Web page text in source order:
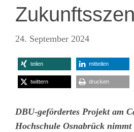
24. September 2024
teilen mitteilen
twittern drucken
DBU-gefördertes Projekt am
Hochschule Osnabrück nimmt